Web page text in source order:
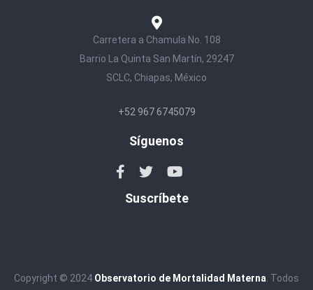
Carretera a Chamula No. 108
Barrio La Quinta San Martín, 29247
SCLC, Chiapas, México
+52 967 6745079
Síguenos
Suscríbete
Copyright © 2024 Observatorio de Mortalidad Materna . Todos